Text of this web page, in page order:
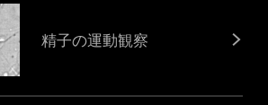
精子の運動観察